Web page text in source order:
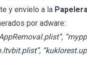
y envíelo a la Papelera
por adware: